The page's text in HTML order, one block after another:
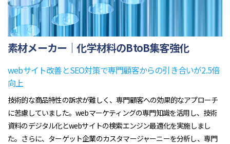
素材メーカー｜化学材料のBtoB集客強化
webサイト改善とSEO対策で専門顧客からの引き合いが2.5倍
向上
技術的な商品特性の訴求が難しく、専門顧客への効果的なアプローチ
に苦慮していました。webマーケティングの専門知識を活用し、技術
資料のデジタル化とwebサイトの検索エンジン最適化を実施しまし
た。さらに、ターゲット企業のカスタマージャーニーを分析し、専門